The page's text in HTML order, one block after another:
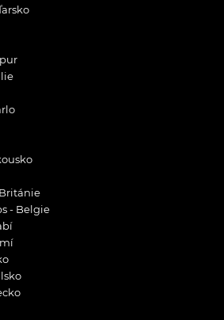
- Belgie